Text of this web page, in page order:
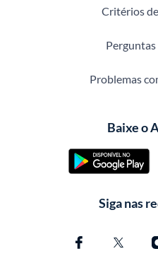
Critérios
Problemas
Baixe o
Siga nas